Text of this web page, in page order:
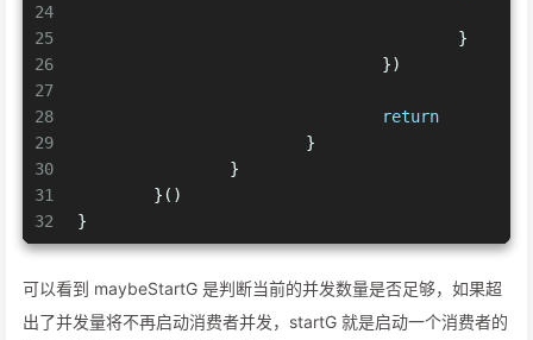
24
25
26
27
28
29
30
31
32
					}
				})
return
			}
		}
	}()
}
可以看到 maybeStartG 是判断当前的并发数量是否足够，如果超
出了并发量将不再启动消费者并发，startG 就是启动一个消费者的